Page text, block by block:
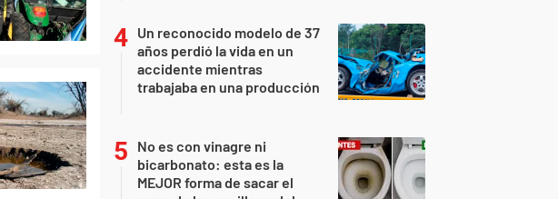
Un reconocido modelo de 37
años perdió la vida en un
accidente mientras
trabajaba en una producción
No es con vinagre ni
bicarbonato: esta es la
MEJOR forma de sacar el